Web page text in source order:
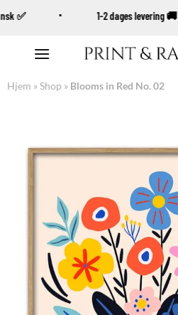
✅ 1-2 dages levering 🚚
indhold
Hjem »Shop » Blooms in Red No. 02